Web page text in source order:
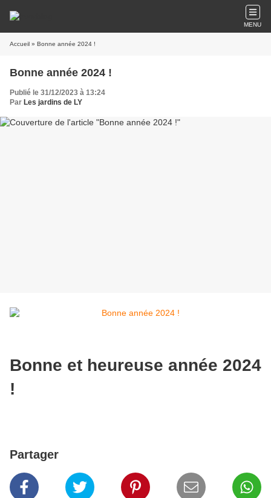
MENU
Accueil » Bonne année 2024 !
Bonne année 2024 !
Publié le 31/12/2023 à 13:24
Par Les jardins de LY
Bonne et heureuse année 2024
!
Partager